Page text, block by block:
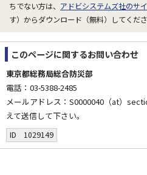
ちでない方は、 アドビシステムズ社のサ
す）からダウンロード（無料）してくださ
このページに関するお問い合わせ
東京都総務局総合防災部
電話：03-5388-2485
メールアドレス：S0000040（at）
えて送信して下さい。
ID 1029149